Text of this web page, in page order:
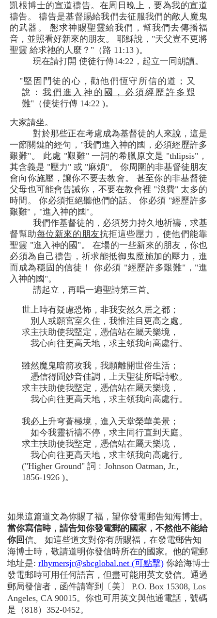
凱根博士的宣道禱告。在周日晚上，要為我的宣道
禱告。 禱告是基督賜給我們去征服我們的敵人魔鬼
的武器。 懇求神賜聖靈給我們，幫我們去傳播福
音，並照看好新來的朋友。 耶穌說，"天父豈不更將
聖靈 給求祂的人麼？"（路 11:13 )。
現在請打開 使徒行傳14:22，起立一同朗讀。
"堅固門徒的心，勸他們恆守所信的道；又
說： 我們進入神的國，必須經歷許多艱
難"（使徒行傳 14:22 )。
大家請坐。
對於那些正在考慮成為基督徒的人來說，這是
一節關鍵的經句，"我們進入神的國，必須經歷許多
艱難"。 此處 "艱難" 一詞的希臘原文是 "thlipsis"，
其含義是 "壓力" 或 "麻煩"。 你周圍的非基督徒朋友
會向你施壓，讓你不要去教會。 甚至你的非基督徒
父母也可能會告誡你，不要在教會裡 "浪費" 太多的
時間。 你必須拒絕聽他們的話。 你必須 "經歷許多
艱難"，"進入神的國"。
我們作基督徒的，必須努力持久地祈禱，求基
督幫助每位新來的朋友抗拒這些壓力，使他們能靠
聖靈 "進入神的國"。 在場的一些新來的朋友，你也
必須為自己禱告，祈求能抵御鬼魔施加的壓力，進
而成為穩固的信徒！ 你必須 "經歷許多艱難"，"進
入神的國"。
請起立，再唱一遍聖詩第三首。
世上時有疑慮恐怖，非我安然久居之都；
別人或願宮室久住，我惟注目更高之處。
求主扶助使我堅定，憑信站在屬天樂境，
我心向往更高天地，求主領我向高處行。
雖然魔鬼暗箭攻我，我願離開世俗生活；
憑信得聞妙音佳調，上天聖徒所唱詩歌。
求主扶助使我堅定，憑信站在屬天樂境，
我心向往更高天地，求主領我向高處行。
我必上升穹蒼極境，進入天堂榮華美景；
如今我靈祈禱不停，求主同行直到天庭。
求主扶助使我堅定，憑信站在屬天樂境，
我心向往更高天地，求主領我向高處行。
("Higher Ground" 詞﹕Johnson Oatman, Jr.,
1856-1926 )。
如果這篇道文為你賜了福，望你發電郵告知海博士。
當你寫信時，請告知你發電郵的國家，不然他不能給
你回信。 如這些道文對你有所賜福，在發電郵告知
海博士時，敬請道明你發信時所在的國家。他的電郵
地址是: rlhymersjr@sbcglobal.net (可點擊) 你給海博士
發電郵時可用任何語言，但盡可能用英文發信。通過
郵局發信者，函件請寄到〔美〕 P.O. Box 15308, Los
Angeles, CA 90015。你也可用英文與他通電話，號碼
是（818）352-0452。